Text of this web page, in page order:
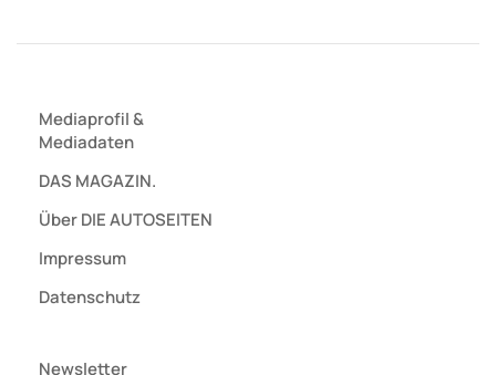
Mediaprofil&
Mediadaten
DAS MAGAZIN.
Über DIE AUTOSEITEN
Impressum
Datenschutz
Newsletter